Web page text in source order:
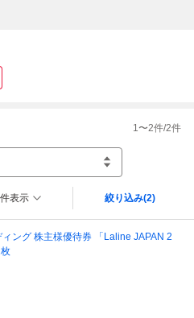
1 〜2件/2件
表示 絞り込み(2)
ング 株主様優待券 「Laline JAPAN 2